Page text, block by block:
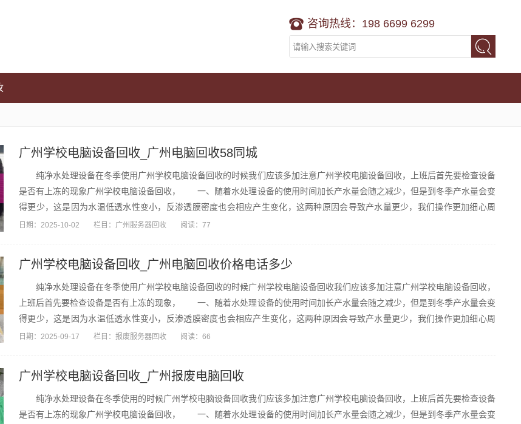
咨询热线：198 6699 6299
广州学校电脑设备回收_广州电脑回收58同城
纯净水处理设备在冬季使用广州学校电脑设备回收的时候我们应该多加注意广州学校电脑设备回收，上班后首先要检查设备
是否有上冻的现象广州学校电脑设备回收， 一、随着水处理设备的使用时间加长产水量会随之减少，但是到冬季产水量会变
得更少，这是因为水温低透水性变小，反渗透膜密度也会相应产生变化，这两种原因会导致产水量更少，我们操作更加细心周
到，加...
日期： 2025-10-02 栏目： 广州服务器回收 阅读：77
广州学校电脑设备回收_广州电脑回收价格电话多少
纯净水处理设备在冬季使用广州学校电脑设备回收的时候广州学校电脑设备回收我们应该多加注意广州学校电脑设备回收，
上班后首先要检查设备是否有上冻的现象， 一、随着水处理设备的使用时间加长产水量会随之减少，但是到冬季产水量会变
得更少，这是因为水温低透水性变小，反渗透膜密度也会相应产生变化，这两种原因会导致产水量更少，我们操作更加细心周
到，加...
日期： 2025-09-17 栏目： 报废服务器回收 阅读：66
广州学校电脑设备回收_广州报废电脑回收
纯净水处理设备在冬季使用的时候广州学校电脑设备回收我们应该多加注意广州学校电脑设备回收，上班后首先要检查设备
是否有上冻的现象广州学校电脑设备回收， 一、随着水处理设备的使用时间加长产水量会随之减少，但是到冬季产水量会变